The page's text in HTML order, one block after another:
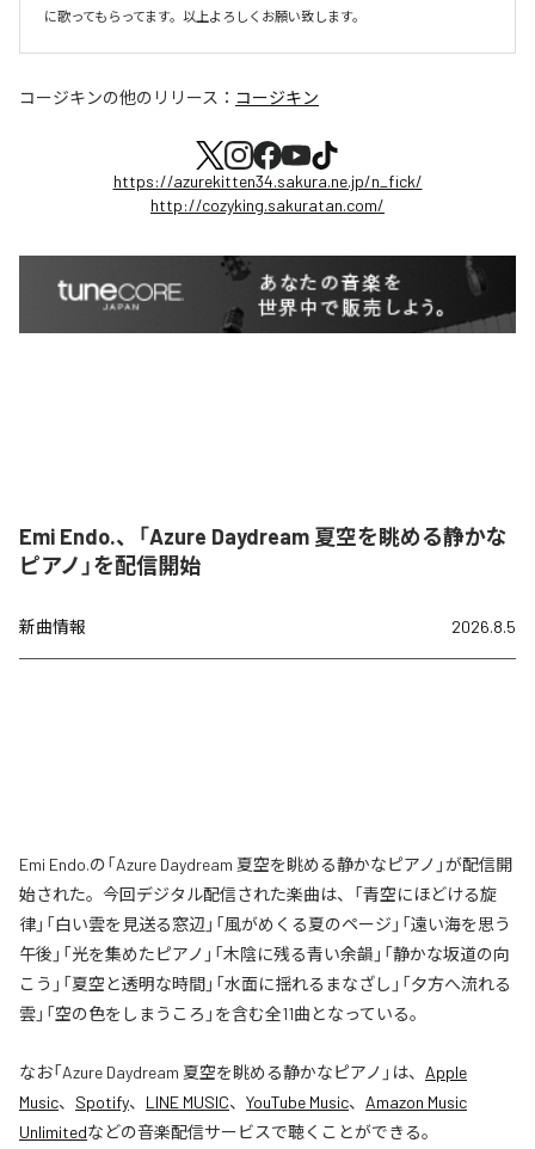
に歌ってもらってます。以上よろしくお願い致します。
コージキンの他のリリース： コージキン
https://azurekitten34.sakura.ne.jp/n_fick/
http://cozyking.sakuratan.com/
Emi Endo.、「Azure Daydream 夏空を眺める静かな
ピアノ」を配信開始
新曲情報 2026.8.5
Emi Endo.の「Azure Daydream 夏空を眺める静かなピアノ」が配信開
始された。今回デジタル配信された楽曲は、「青空にほどける旋
律」「白い雲を見送る窓辺」「風がめくる夏のページ」「遠い海を思う
午後」「光を集めたピアノ」「木陰に残る青い余韻」「静かな坂道の向
こう」「夏空と透明な時間」「水面に揺れるまなざし」「夕方へ流れる
雲」「空の色をしまうころ」を含む全11曲となっている。
なお「Azure Daydream 夏空を眺める静かなピアノ 」は、 Apple
Music、 Spotify、 LINE MUSIC、 YouTube Music、 Amazon Music
Unlimitedなどの音楽配信サービスで聴くことができる。